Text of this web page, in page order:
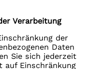
Verarbeitung
der
Daten
Sie sich jederzeit
auf Einschränkung